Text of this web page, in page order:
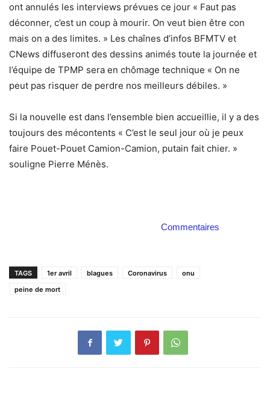
ont annulés les interviews prévues ce jour « Faut pas
déconner, c’est un coup à mourir. On veut bien être con
mais on a des limites. » Les chaînes d’infos BFMTV et
CNews diffuseront des dessins animés toute la journée et
l’équipe de TPMP sera en chômage technique « On ne
peut pas risquer de perdre nos meilleurs débiles. »
Si la nouvelle est dans l’ensemble bien accueillie, il y a des
toujours des mécontents « C’est le seul jour où je peux
faire Pouet-Pouet Camion-Camion, putain fait chier. »
souligne Pierre Ménès.
Commentaires
TAGS 1er avril blagues Coronavirus
onu
peine de mort